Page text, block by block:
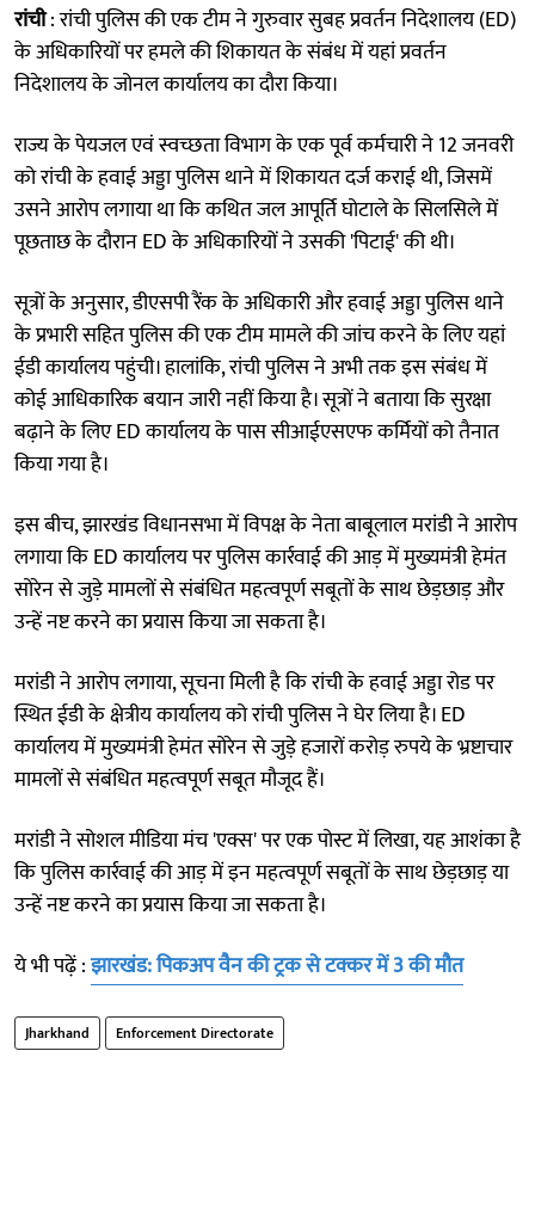
रांची: रांची पुलिस की एक टीम ने गुरुवार सुबह प्रवर्तन निदेशालय (ED)
के अधिकारियों पर हमले की शिकायत के संबंध में यहां प्रवर्तन
निदेशालय के जोनल कार्यालय का दौरा किया।
राज्य के पेयजल एवं स्वच्छता विभाग के एक पूर्व कर्मचारी ने 12 जनवरी
को रांची के हवाई अड्डा पुलिस थाने में शिकायत दर्ज कराई थी, जिसमें
उसने आरोप लगाया था कि कथित जल आपूर्ति घोटाले के सिलसिले में
पूछताछ के दौरान ED के अधिकारियों ने उसकी 'पिटाई' की थी।
सूत्रों के अनुसार, डीएसपी रैंक के अधिकारी और हवाई अड्डा पुलिस थाने
के प्रभारी सहित पुलिस की एक टीम मामले की जांच करने के लिए यहां
ईडी कार्यालय पहुंची। हालांकि, रांची पुलिस ने अभी तक इस संबंध में
कोई आधिकारिक बयान जारी नहीं किया है। सूत्रों ने बताया कि सुरक्षा
बढ़ाने के लिए ED कार्यालय के पास सीआईएसएफ कर्मियों को तैनात
किया गया है।
इस बीच, झारखंड विधानसभा में विपक्ष के नेता बाबूलाल मरांडी ने आरोप
लगाया कि ED कार्यालय पर पुलिस कार्रवाई की आड़ में मुख्यमंत्री हेमंत
सोरेन से जुड़े मामलों से संबंधित महत्वपूर्ण सबूतों के साथ छेड़छाड़ और
उन्हें नष्ट करने का प्रयास किया जा सकता है।
मरांडी ने आरोप लगाया, सूचना मिली है कि रांची के हवाई अड्डा रोड पर
स्थित ईडी के क्षेत्रीय कार्यालय को रांची पुलिस ने घेर लिया है। ED
कार्यालय में मुख्यमंत्री हेमंत सोरेन से जुड़े हजारों करोड़ रुपये के भ्रष्टाचार
मामलों से संबंधित महत्वपूर्ण सबूत मौजूद हैं।
मरांडी ने सोशल मीडिया मंच 'एक्स' पर एक पोस्ट में लिखा, यह आशंका है
कि पुलिस कार्रवाई की आड़ में इन महत्वपूर्ण सबूतों के साथ छेड़छाड़ या
उन्हें नष्ट करने का प्रयास किया जा सकता है।
ये भी पढ़ें :झारखंड: पिकअप वैन की ट्रक से टक्कर में 3 की मौत
Jharkhand Enforcement Directorate